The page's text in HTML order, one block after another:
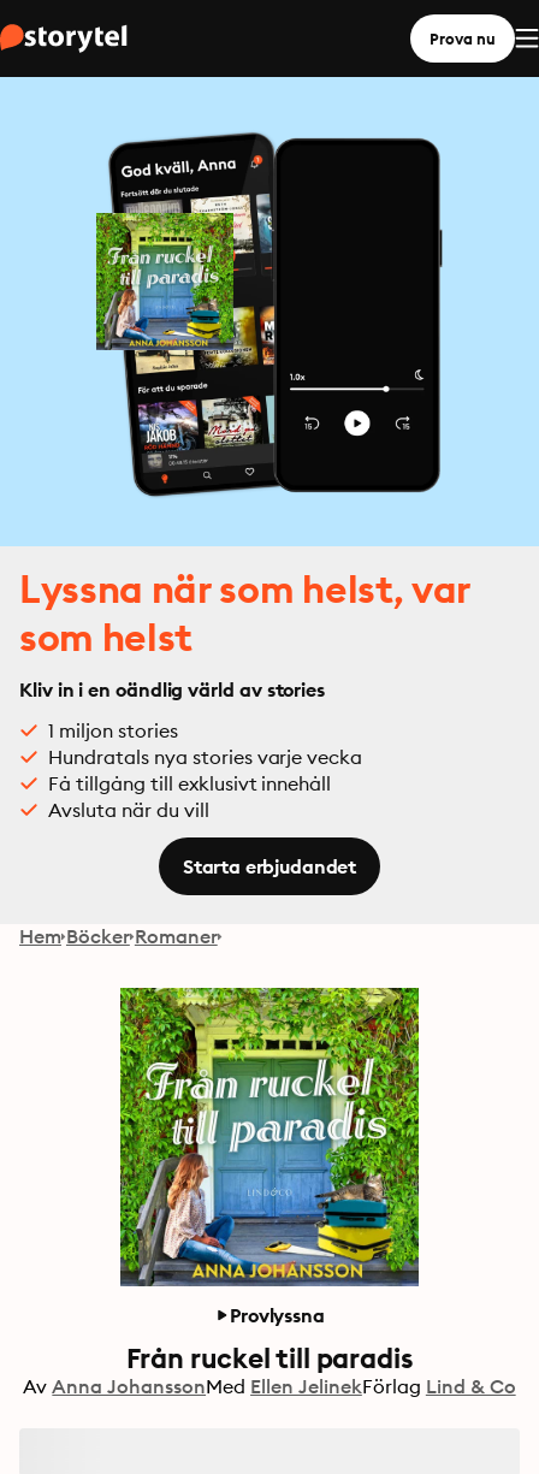
Prova nu
Lyssna när som helst, var
som helst
Kliv in i en oändlig värld av stories
1 miljon stories
Hundratals nya stories varje vecka
Få tillgång till exklusivt innehåll
Avsluta när du vill
Starta erbjudandet
Hem Böcker Romaner
Provlyssna
Från ruckel till paradis
Av Anna JohanssonMed Ellen JelinekFörlag Lind & Co